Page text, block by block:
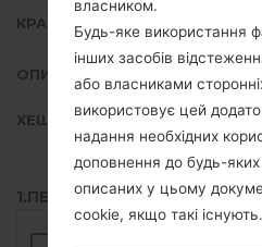
КРАЇНА
ОПИС
ХЕШ
1.ПЕРЕВІРТИ НАЯВНІСТЬ
власником.
Будь-яке використання
інших засобів
або власниками
використовує цей
надання необхідних
доповнення до будь-яких
описаних у цьому
cookie, якщо такі існують.